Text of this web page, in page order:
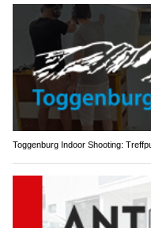
Toggenburg Indoor Shooting: